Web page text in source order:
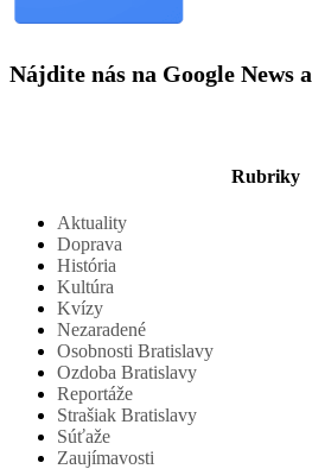
Nájdite nás na Google News a
Rubriky
Aktuality
Doprava
História
Kultúra
Kvízy
Nezaradené
Osobnosti Bratislavy
Ozdoba Bratislavy
Reportáže
Strašiak Bratislavy
Súťaže
Zaujímavosti